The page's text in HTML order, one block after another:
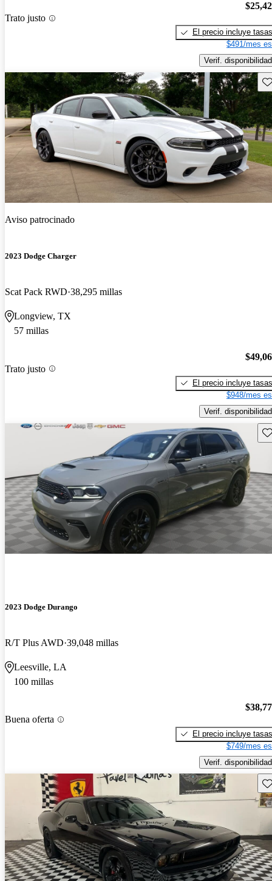
Trato justo
El precio incluye tasas
$491/mes
Verif. disponibilidad
Aviso patrocinado
2023 Dodge Charger
Scat Pack RWD 38,295 millas
Longview, TX
57 millas
Trato justo
El precio incluye tasas
$948/mes
Verif. disponibilidad
2023 Dodge Durango
R/T Plus AWD 39,048 millas
Leesville, LA
100 millas
Buena oferta
El precio incluye tasas
$749/mes
Verif. disponibilidad